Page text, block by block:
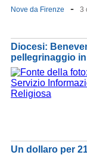
Nove da Firenze - 3
Diocesi:
pellegrinaggio
Un dollaro per